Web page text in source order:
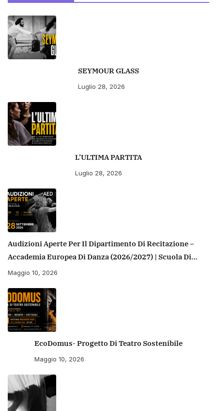
SEYMOUR GLASS
Luglio 28, 2026
L’ULTIMA PARTITA
Luglio 28, 2026
Audizioni Aperte Per Il Dipartimento Di Recitazione –
Accademia Europea Di Danza (2026/2027) | Scuola Di
Recitazione A Roma
Maggio 10, 2026
EcoDomus- Progetto Di Teatro Sostenibile
Maggio 10, 2026